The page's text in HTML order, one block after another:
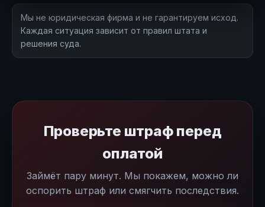
Мы не юридическая фирма и не гарантируем исход.
Каждая ситуация зависит от правил штата и
решения суда.
Проверьте штраф перед
оплатой
Займёт пару минут. Мы покажем, можно ли
оспорить штраф или смягчить последствия.